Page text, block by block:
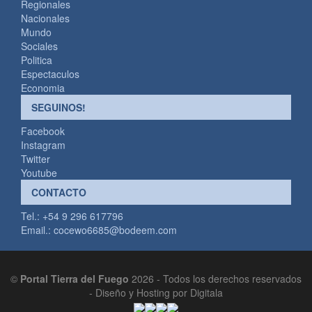
Regionales
Nacionales
Mundo
Sociales
Politica
Espectaculos
Economia
SEGUINOS!
Facebook
Instagram
Twitter
Youtube
CONTACTO
Tel.: +54 9 296 617796
Email.: cocewo6685@bodeem.com
© Portal Tierra del Fuego 2026 - Todos los derechos reservados
- Diseño y Hosting por Digitala